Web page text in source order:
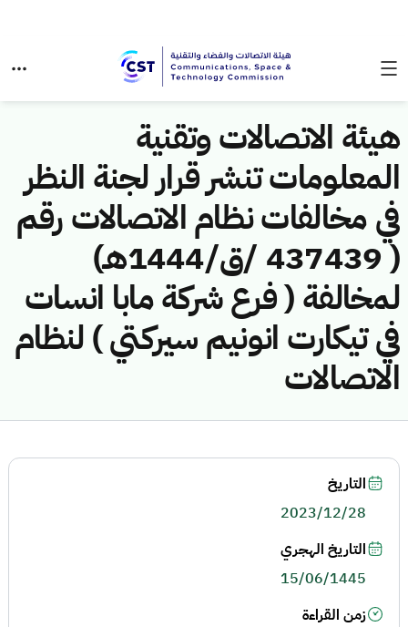
هيئة الاتصالات وتقنية
المعلومات تنشر قرار لجنة النظر
في مخالفات نظام الاتصالات رقم
( 437439 /ق/1444هـ)
لمخالفة ( فرع شركة مابا انسات
في تيكارت انونيم سيركتي ) لنظام
الاتصالات
التاريخ
2023/12/28
التاريخ الهجري
15/06/1445
زمن القراءة